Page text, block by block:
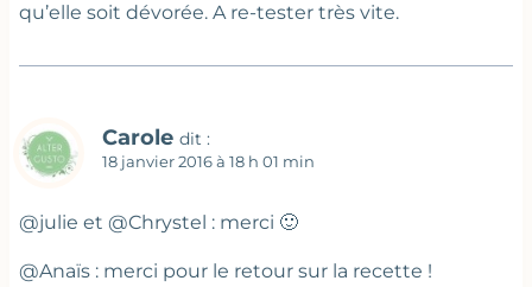
qu’elle soit dévorée. A re-tester très vite.
Carole dit :
18 janvier 2016 à 18 h 01 min
@julie et @Chrystel : merci 🙂
@Anaïs : merci pour le retour sur la recette !